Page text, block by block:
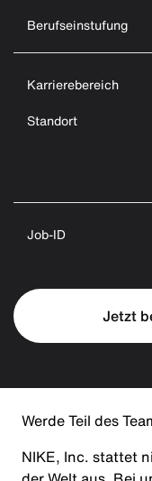
Berufseinstufung
Karrierebereich
Standort
Job-ID
Jetzt
Werde Teil des
NIKE, Inc. stattet